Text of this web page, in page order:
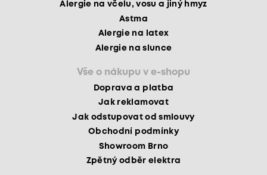
Alergie na včelu, vosu a jiný hmyz
Astma
Alergie na latex
Alergie na slunce
Vše o nákupu v e-shopu
Doprava a platba
Jak reklamovat
Jak odstupovat od smlouvy
Obchodní podmínky
Showroom Brno
Zpětný odběr elektra